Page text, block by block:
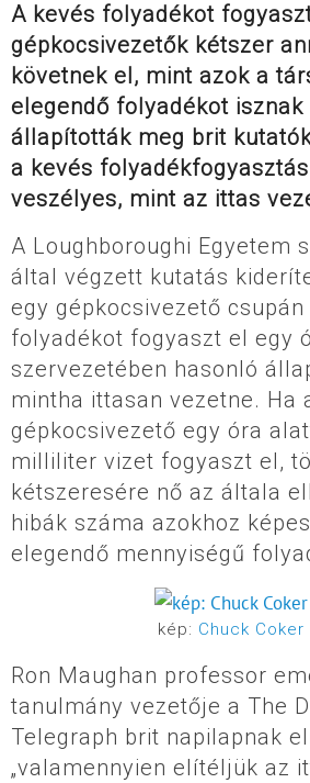
A kevés folyadékot
gépkocsivezetők kétszer
követnek el, mint azok a
elegendő folyadékot isznak
állapították meg brit
a kevés
veszélyes, mint az ittas
A Loughboroughi Egyetem
által végzett kutatás
egy gépkocsivezető
folyadékot fogyaszt el egy
szervezetében hasonló
mintha ittasan vezetne. Ha
gépkocsivezető egy óra
milliliter vizet fogyaszt el,
kétszeresére nő az általa
hibák száma azokhoz
elegendő mennyiségű
kép: Chuck Coker
Ron Maughan professor
tanulmány vezetője a The
Telegraph brit napilapnak
„valamennyien elítéljük az